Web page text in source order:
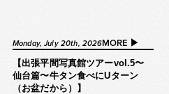
MORE ▶︎
Monday, July 20th, 2026
【出張平間写真館ツアーvol.5〜
仙台篇〜牛タン食べにUターン
（お盆だから）】